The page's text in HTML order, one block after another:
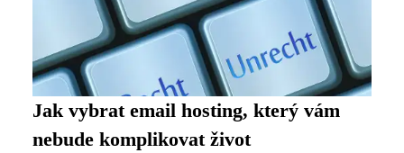
Jak vybrat email hosting, který vám
nebude komplikovat život